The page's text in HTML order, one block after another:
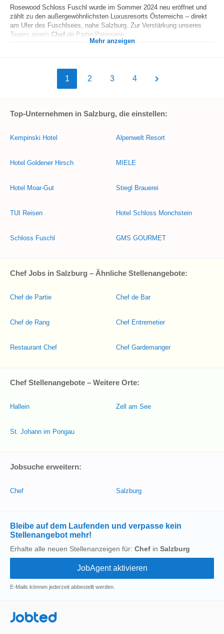
Rosewood Schloss Fuschl wurde im Sommer 2024 neu eröffnet und
zählt zu den außergewöhnlichsten Luxusresorts Österreichs – direkt
am Ufer des Fuschlsees, nahe Salzburg. Zur Verstärkung unseres
Teams eine/n Chef de Partie Patisserie...
Mehr anzeigen
1 2 3 4
Top-Unternehmen in Salzburg, die einstellen:
Kempinski Hotel
Hotel Goldener Hirsch
Hotel Moar-Gut
TUI Reisen
Schloss Fuschl
Alpenwelt Resort
MIELE
Stiegl Brauerei
Hotel Schloss Monchstein
GMS GOURMET
Chef Jobs in Salzburg – Ähnliche Stellenangebote:
Chef de Partie
Chef de Rang
Restaurant Chef
Chef de Bar
Chef Entremetier
Chef Gardemanger
Chef Stellenangebote – Weitere Orte:
Hallein
St. Johann im Pongau
Zell am See
Jobsuche erweitern:
Chef Salzburg
Bleibe auf dem Laufenden und verpasse kein
Stellenangebot mehr!
Erhalte alle neuen Stellenanzeigen für: Chef in Salzburg
E-Mails können jederzeit abbestellt werden.
Jobted